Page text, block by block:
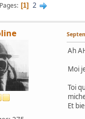
Pages 1 2
Ah
Moi
Toi
Et